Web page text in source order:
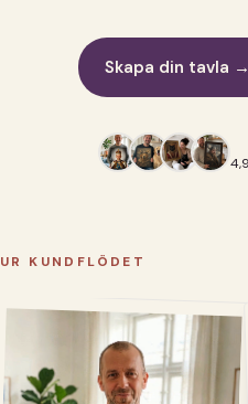
Skapa din tavla →
UR KUNDFLÖDET